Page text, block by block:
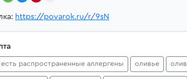
https://povarok.ru/r/9sN
есть распространенные аллергены оливье